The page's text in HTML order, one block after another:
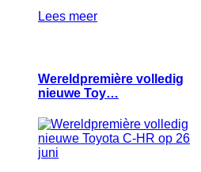
Lees meer
Wereldpremière volledig
nieuwe Toy…